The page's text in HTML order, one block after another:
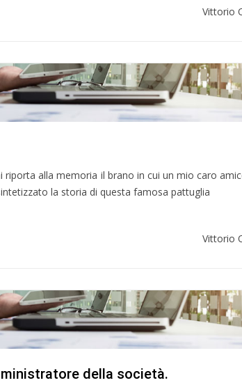
Vittorio
alla memoria il brano in cui un mio caro
la storia di questa famosa pattuglia
Vittorio
capo all'Amministratore della società.